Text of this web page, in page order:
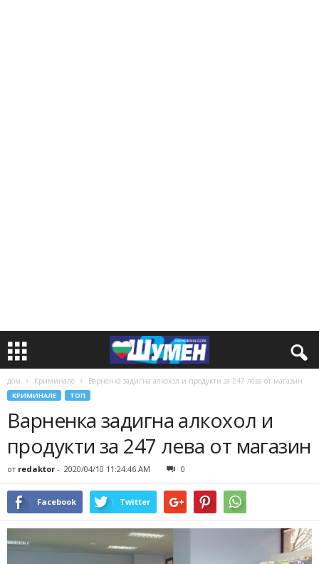
дом Криминале Варненка задигна алкохол и продукти за 247 лева от магазин
КРИМИНАЛЕ ТОП
Варненка задигна алкохол и
продукти за 247 лева от магазин
от redaktor - 2020/04/10 11:24:46 AM 0
Facebook Twitter